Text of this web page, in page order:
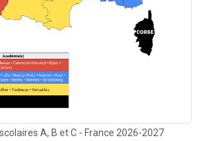
A, B et C - France 2026-2027